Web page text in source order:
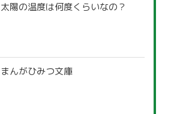
太陽の温度は何度くらいなの？
まんがひみつ文庫